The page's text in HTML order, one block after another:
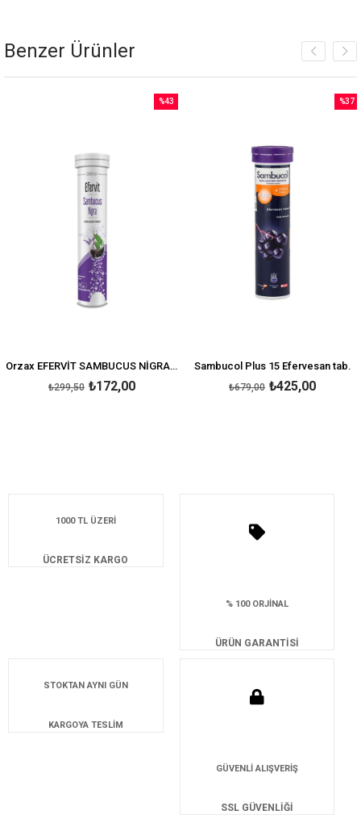
Benzer Ürünler
Orzax EFERVİT SAMBUCUS NİGRA 20 EFF TABLET
₺172,00
₺299,50
%43
Sambucol Plus 15 Efervesan tab.
₺425,00
₺679,00
%37
1000 TL ÜZERİ
ÜCRETSİZ KARGO
% 100 ORJİNAL
ÜRÜN GARANTİSİ
STOKTAN AYNI GÜN
KARGOYA TESLİM
GÜVENLİ ALIŞVERİŞ
SSL GÜVENLİĞİ